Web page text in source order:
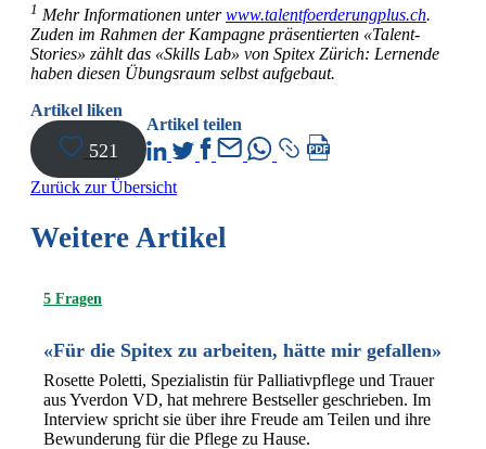
1 Mehr Informationen unterwww.talentfoerderungplus.ch.
Zuden im Rahmen der Kampagne präsentierten «Talent-
Stories» zählt das «Skills Lab» von Spitex Zürich: Lernende
haben diesen Übungsraum selbst aufgebaut.
Artikel liken
521
Artikel teilen
Zurück zur Übersicht
Weitere Artikel
5 Fragen
«Für die Spitex zu arbeiten, hätte mir gefallen»
Rosette Poletti, Spezialistin für Palliativpflege und Trauer
aus Yverdon VD, hat mehrere Bestseller geschrieben. Im
Interview spricht sie über ihre Freude am Teilen und ihre
Bewunderung für die Pflege zu Hause.